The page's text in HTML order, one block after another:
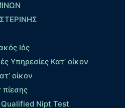
Ιός
Υπηρεσίες Κατ’ οίκον
οίκον
Qualified Nipt Test